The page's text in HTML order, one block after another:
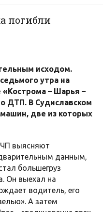
погибли
исходом.
утра на
– Шарья –